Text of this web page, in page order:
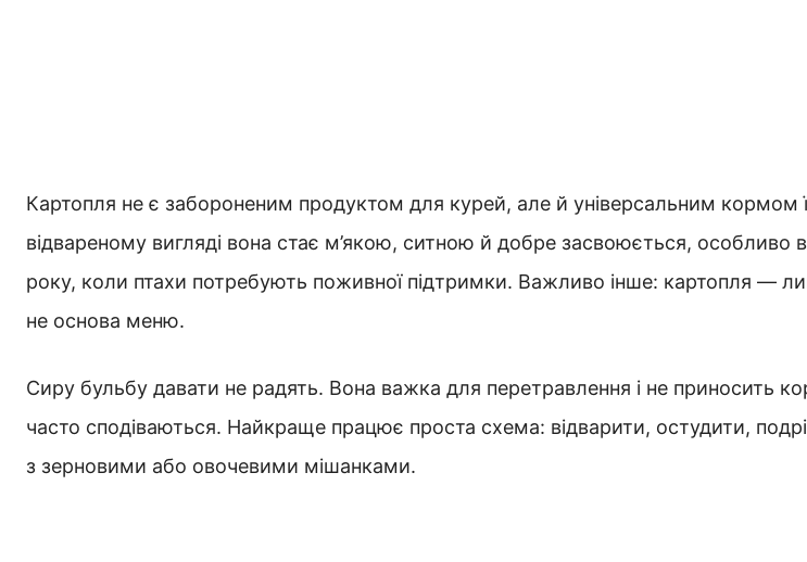
Картопля не є забороненим продуктом для курей, але й універсальним кормом
відвареному вигляді вона стає м’якою, ситною й добре засвоюється, особливо
року, коли птахи потребують поживної підтримки. Важливо інше: картопля —
не основа меню.
Сиру бульбу давати не радять. Вона важка для перетравлення і не приносить
часто сподіваються. Найкраще працює проста схема: відварити, остудити,
з зерновими або овочевими мішанками.